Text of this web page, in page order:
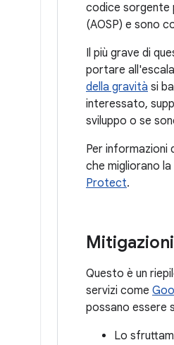
codice sorgente
(AOSP) e sono
Il più grave di
portare
della gravità si
interessato,
sviluppo o se
Per informazioni
che migliorano
Protect.
Questo è un
servizi come
possano essere
Lo